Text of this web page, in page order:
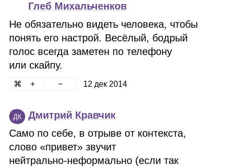
Глеб Михальченков
Не обязательно видеть человека, чтобы
понять его настрой. Весёлый, бодрый
голос всегда заметен по телефону
или скайпу.
12 дек 2014
ДК
Дмитрий Кравчик
Само по себе, в отрыве от контекста,
слово «привет» звучит
нейтрально‑неформально (если так